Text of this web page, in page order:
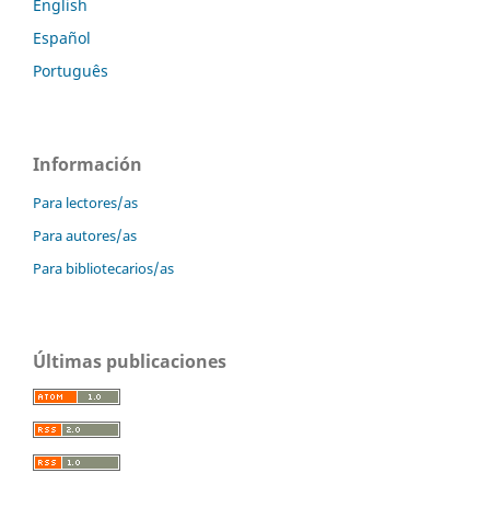
English
Español
Português
Información
Para lectores/as
Para autores/as
Para bibliotecarios/as
Últimas publicaciones